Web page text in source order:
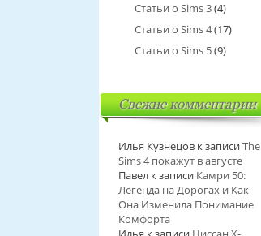
Статьи о Sims 3(4)
Статьи о Sims 4(17)
Статьи о Sims 5(9)
Свежие комментарии
Илья Кузнецов к записиThe
Sims 4 покажут в августе
Павел к записи Камри 50:
Легенда на Дорогах и Как
Она Изменила Понимание
Комфорта